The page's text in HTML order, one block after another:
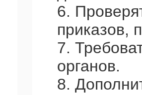
6.
приказов,
7.
органов.
8.